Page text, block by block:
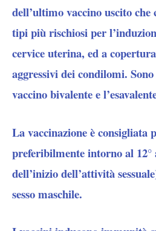
dell’ultimo vaccino uscito che
tipi più rischiosi per
cervice uterina, ed a
aggressivi dei condilomi.
vaccino bivalente e
La vaccinazione è consigliata
preferibilmente intorno al
dell’inizio dell’attività
sesso maschile.